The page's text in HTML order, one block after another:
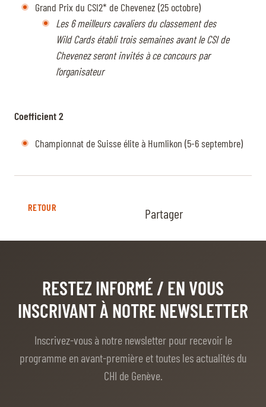
Grand Prix du CSI2* de Chevenez (25 octobre)
Les 6 meilleurs cavaliers du classement des
Wild Cards établi trois semaines avant le CSI de
Chevenez seront invités à ce concours par
l’organisateur
Coefficient 2
Championnat de Suisse élite à Humlikon (5-6 septembre)
RETOUR Partager
RESTEZ INFORMÉ / EN VOUS
INSCRIVANT À NOTRE NEWSLETTER
Inscrivez-vous à notre newsletter pour recevoir le
programme en avant-première et toutes les actualités du
CHI de Genève.